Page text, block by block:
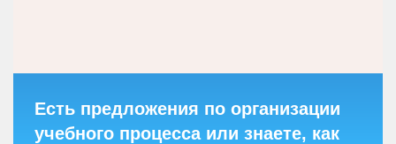
Есть предложения по организации
учебного процесса или знаете, как